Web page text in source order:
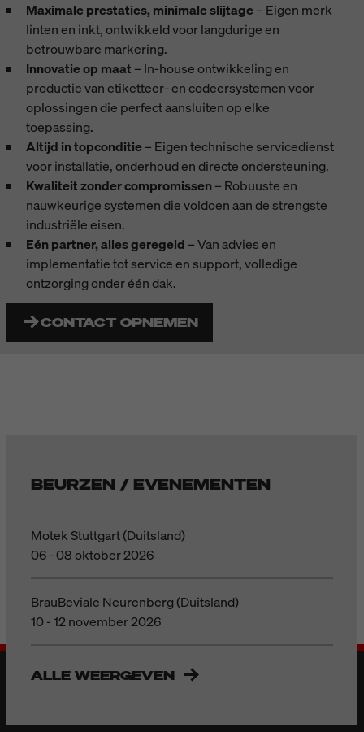
Maximale prestaties, minimale slijtage– Eigen merk
linten en inkt, ontwikkeld voor langdurige en
betrouwbare markering.
Innovatie op maat – In-house ontwikkeling en
productie van etiketteer- en codeersystemen voor
oplossingen die perfect aansluiten op elke
toepassing.
Altijd in topconditie– Eigen technische servicedienst
voor installatie, onderhoud en directe ondersteuning.
Kwaliteit zonder compromissen – Robuuste en
nauwkeurige systemen die voldoen aan de strengste
industriële eisen.
Eén partner, alles geregeld – Van advies en
implementatie tot service en support, volledige
ontzorging onder één dak.
CONTACT OPNEMEN
BEURZEN / EVENEMENTEN
Motek Stuttgart (Duitsland)
06 - 08 oktober 2026
BrauBeviale Neurenberg (Duitsland)
10 - 12 november 2026
ALLE WEERGEVEN